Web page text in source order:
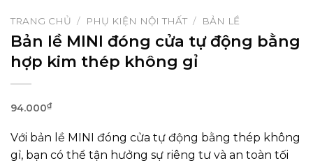
TRANG CHỦ / PHỤ KIỆN NỘI THẤT / BẢN LỀ
Bản lề MINI đóng cửa tự động bằng
hợp kim thép không gỉ
94.000₫
Với bản lề MINI đóng cửa tự động bằng thép không
gỉ, bạn có thể tận hưởng sự riêng tư và an toàn tối